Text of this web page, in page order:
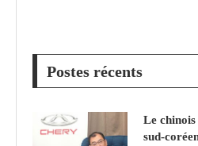
Postes récents
Le chinois